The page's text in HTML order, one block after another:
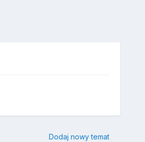
Dodaj nowy temat